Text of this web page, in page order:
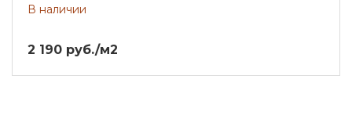
В наличии
2 190 руб./м2